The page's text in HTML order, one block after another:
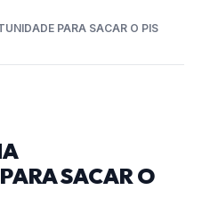
PARA SACAR O PIS
SACAR O